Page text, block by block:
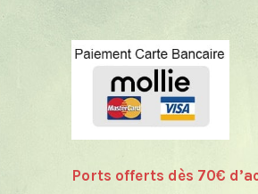
Ports offerts dès 70€